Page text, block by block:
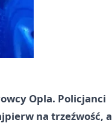
Opla. Policjanci
na trzeźwość, a